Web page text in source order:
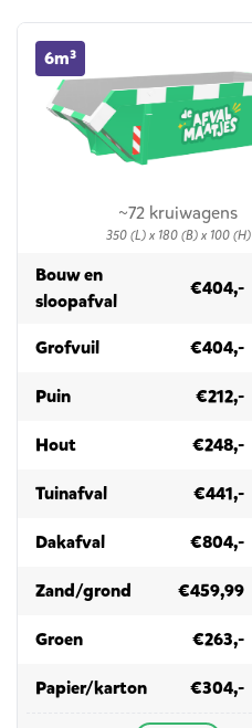
~72 kruiwagens
350 (L) x 180 (B) x 100 (H)
6m³
6m³ container huren
Bouw en
sloopafvalin 6m³
€404,-
Grofvuilin 6m³ €404,-
Puinin 6m³ €212,-
Houtin 6m³ €248,-
Tuinafvalin 6m³ €441,-
Dakafvalin 6m³ €804,-
Zand/grond in 6m³€459,99
Groenin 6m³ €263,-
Papier/kartonin 6m³€304,-